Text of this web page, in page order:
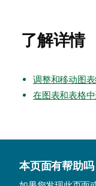
了解详情
调整和移动图
在图表和表格
本页面有帮助吗